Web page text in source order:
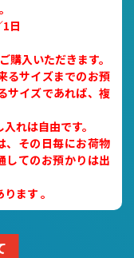
日
入いただきます。
るサイズまでのお預
サイズであれば、複
れは自由です。
、その日毎にお荷物
してのお預かりは出
ます 。